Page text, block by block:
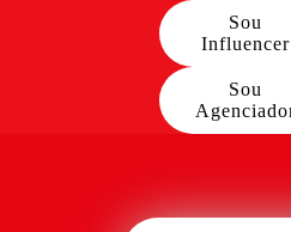
Sou
Influencer
Sou